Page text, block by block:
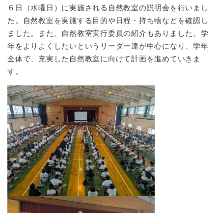
６日（水曜日）に実施される自然教室の説明会を行いまし
た。自然教室を実施する目的や日程・持ち物などを確認し
ました。また、自然教室実行委員の紹介もありました。学
年をよりよくしたいというリーダー達が中心になり、学年
全体で、充実した自然教室に向けて計画を進めていきま
す。